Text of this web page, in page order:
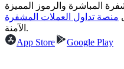
المباشرة والرموز المميزة
منصة تداول العملات المشفرة
الآمنة.
App Store
Google Play